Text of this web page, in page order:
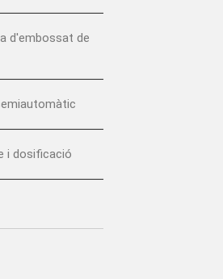
d'embossat de
i dosificació